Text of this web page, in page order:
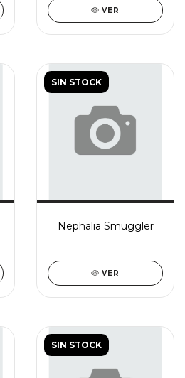
VER
SIN STOCK
Nephalia Smuggler
VER
SIN STOCK